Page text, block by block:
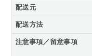
配送元
配送方法
注意事項／留意事項